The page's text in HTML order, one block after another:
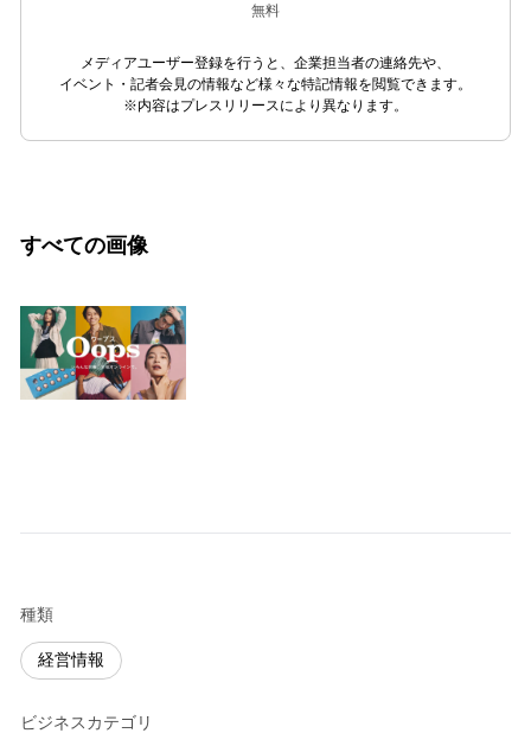
無料
メディアユーザー登録を行うと、企業担当者の連絡先や、
イベント・記者会見の情報など様々な特記情報を閲覧できます。
※内容はプレスリリースにより異なります。
すべての画像
種類
経営情報
ビジネスカテゴリ